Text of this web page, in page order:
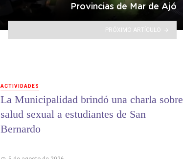
Provincias de Mar de Ajó
PRÓXIMO ARTÍCULO
ACTIVIDADES
La Municipalidad brindó una charla sobre
salud sexual a estudiantes de San
Bernardo